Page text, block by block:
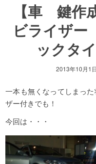
【車 鍵作
ビライザ
ックタ
2013年10月1日
一本も無くなってしまっ
ザー付きでも！
今回は・・・